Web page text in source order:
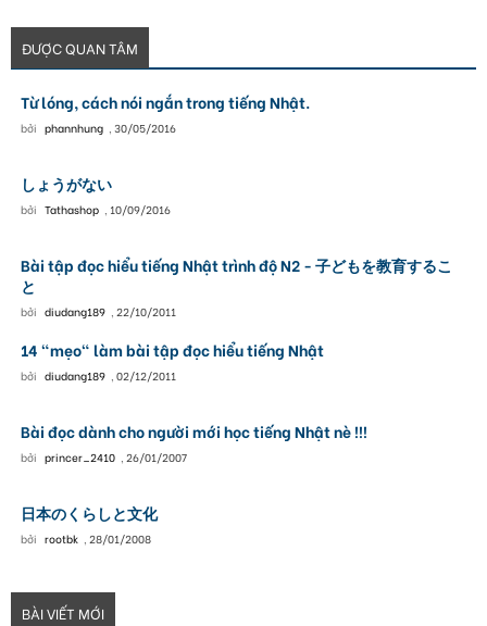
ĐƯỢC QUAN TÂM
Từ lóng, cách nói ngắn trong tiếng Nhật.
bởi phannhung 30/05/2016
しょうがない
bởi Tathashop 10/09/2016
Bài tập đọc hiểu tiếng Nhật trình độ N2 - 子どもを教育するこ
と
bởi diudang189 22/10/2011
14 "mẹo" làm bài tập đọc hiểu tiếng Nhật
bởi diudang189 02/12/2011
Bài đọc dành cho người mới học tiếng Nhật nè !!!
bởi princer_2410 26/01/2007
日本のくらしと文化
bởi rootbk 28/01/2008
BÀI VIẾT MỚI